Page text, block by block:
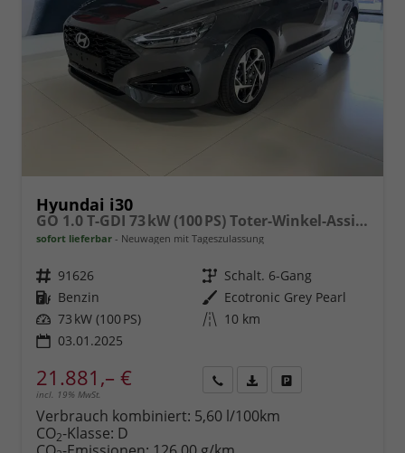
Hyundai i30
GO 1.0 T-GDI 73 kW (100 PS) Toter-Winkel-Assistent, 2-Zonen-Klimaautomatik, PDC vorne und hinten, Rückfahrkamera, LED-Scheinwerfer, Sitzheizung, Lenkradheizung, Navigationssystem, Radio mit DAB, Apple CarPlay, Android Auto, 16 Zoll Leichtmetallfelgen
sofort lieferbar Neuwagen mit Tageszulassung
Fahrzeugnr. 91626 Getriebe Schalt. 6-Gang
Kraftstoff Benzin Außenfarbe Ecotronic Grey Pearl
Leistung 73 kW (100 PS) Kilometerstand 10 km
03.01.2025
21.881,– €
incl. 19% MwSt.
anfordern
Datei,
Verbrauch kombiniert: 5,60 l/100km
CO2-Klasse: D